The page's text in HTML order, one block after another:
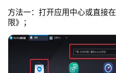
方法一：打开应用中心或直接
限》；